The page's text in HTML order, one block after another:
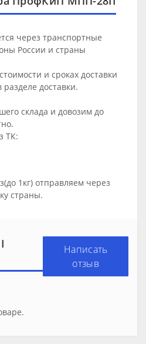
через транспортные
России и страны
и сроках доставки
разделе доставки.
склада и довозим до
ТК:
1кг) отправляем через
страны.
Написать
отзыв